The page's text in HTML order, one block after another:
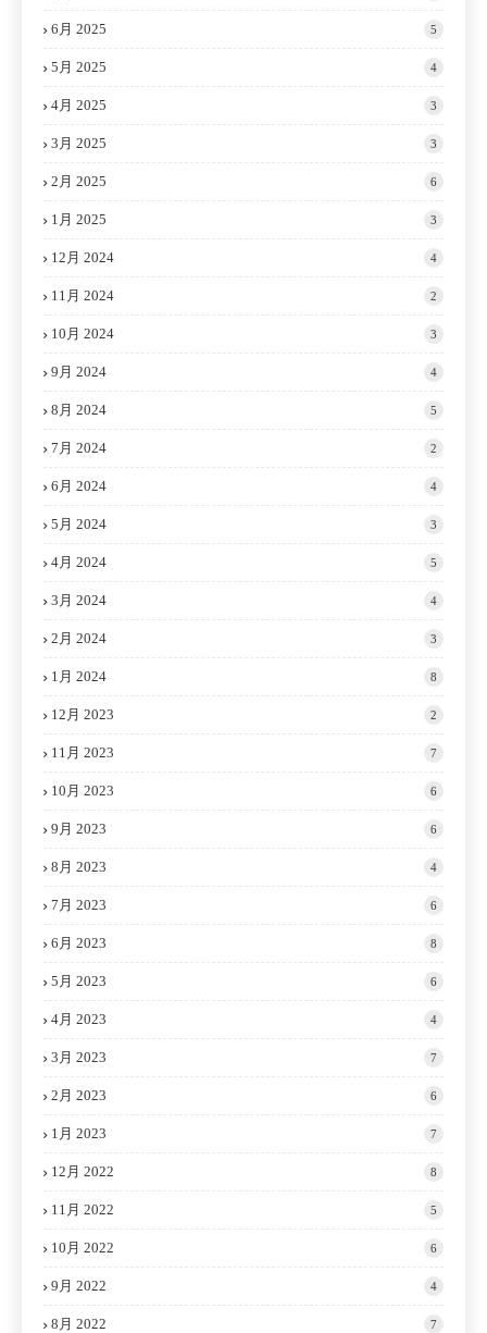
6月 2025 5
5月 2025 4
4月 2025 3
3月 2025 3
2月 2025 6
1月 2025 3
12月 2024 4
11月 2024 2
10月 2024 3
9月 2024 4
8月 2024 5
7月 2024 2
6月 2024 4
5月 2024 3
4月 2024 5
3月 2024 4
2月 2024 3
1月 2024 8
12月 2023 2
11月 2023 7
10月 2023 6
9月 2023 6
8月 2023 4
7月 2023 6
6月 2023 8
5月 2023 6
4月 2023 4
3月 2023 7
2月 2023 6
1月 2023 7
12月 2022 8
11月 2022 5
10月 2022 6
9月 2022 4
8月 2022 7